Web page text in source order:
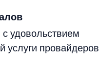
удовольствием
услуги провайдеров